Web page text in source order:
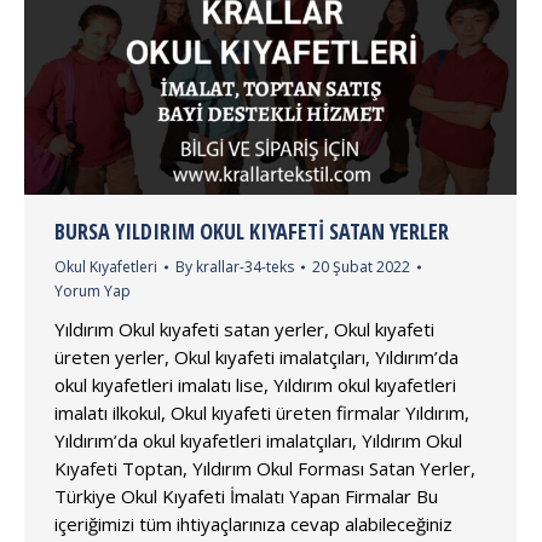
BURSA YILDIRIM OKUL KIYAFETI SATAN YERLER
Okul Kıyafetleri By krallar-34-teks
20 Şubat 2022
Yorum Yap
Yıldırım Okul kıyafeti satan yerler, Okul kıyafeti
üreten yerler, Okul kıyafeti imalatçıları, Yıldırım’da
okul kıyafetleri imalatı lise, Yıldırım okul kıyafetleri
imalatı ilkokul, Okul kıyafeti üreten firmalar Yıldırım,
Yıldırım’da okul kıyafetleri imalatçıları, Yıldırım Okul
Kıyafeti Toptan, Yıldırım Okul Forması Satan Yerler,
Türkiye Okul Kıyafeti İmalatı Yapan Firmalar Bu
içeriğimizi tüm ihtiyaçlarınıza cevap alabileceğiniz